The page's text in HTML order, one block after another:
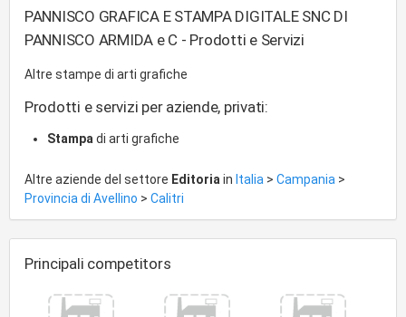
PANNISCO GRAFICA E STAMPA DIGITALE SNC DI
PANNISCO ARMIDA e C - Prodotti e Servizi
Altre stampe di arti grafiche
Prodotti e servizi per aziende, privati:
Stampa di arti grafiche
Altre aziende del settore Editoria in Italia > Campania >
Provincia di Avellino > Calitri
Principali competitors